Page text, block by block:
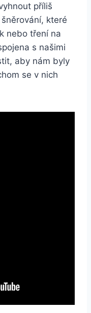
příliš
které
nebo tření na
s našimi​
aby nám byly
se⁤ v nich